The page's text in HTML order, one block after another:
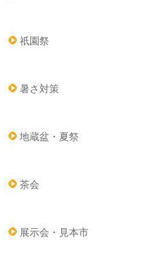
祇園祭
暑さ対策
地蔵盆・夏祭
茶会
展示会・見本市